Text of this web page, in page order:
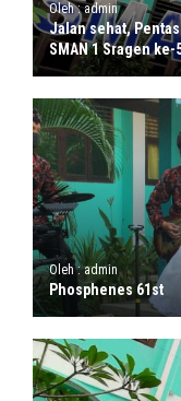
Oleh : admin
Jalan sehat,
SMAN 1 Sragen ke-
Oleh : admin
Phosphenes 61st